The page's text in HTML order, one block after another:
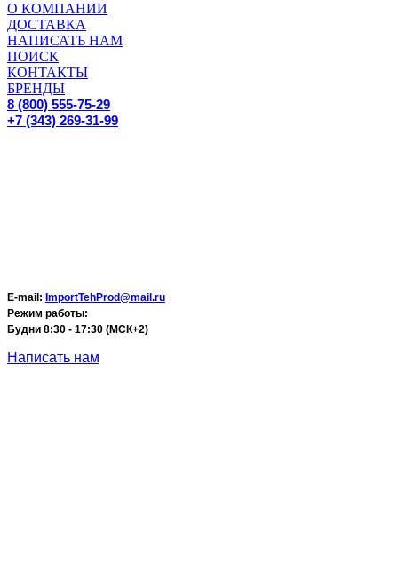
О КОМПАНИИ
ДОСТАВКА
НАПИСАТЬ НАМ
ПОИСК
КОНТАКТЫ
БРЕНДЫ
8 (800) 555-75-29
+7 (343) 269-31-99
E-mail: ImportTehProd@mail.ru
Режим работы:
Будни 8:30 - 17:30 (МСК+2)
Написать нам